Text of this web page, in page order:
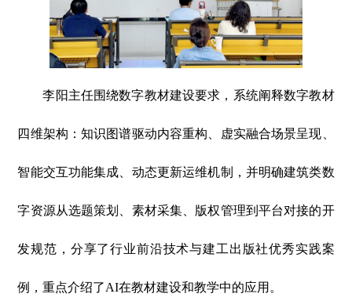
李阳主任围绕数字教材建设要求，系统阐释数字教材
四维架构：知识图谱驱动内容重构、虚实融合场景呈现、
智能交互功能集成、动态更新运维机制，并明确建筑类数
字资源从选题策划、素材采集、版权管理到平台对接的开
发规范，分享了行业前沿技术与建工出版社优秀实践案
例，重点介绍了AI在教材建设和教学中的应用。